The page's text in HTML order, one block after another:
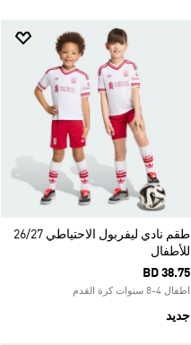
طقم نادي ليفربول الاحتياطي 26/27
للأطفال
BD 38.75
اطفال 4-8 سنوات كرة القدم
جديد